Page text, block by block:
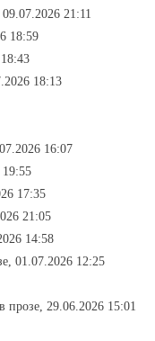
21:11
18:59
18:13
16:07
19:55
17:35
21:05
14:58
01.07.2026 12:25
прозе, 29.06.2026 15:01